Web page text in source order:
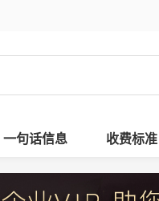
一句话信息 收费标准